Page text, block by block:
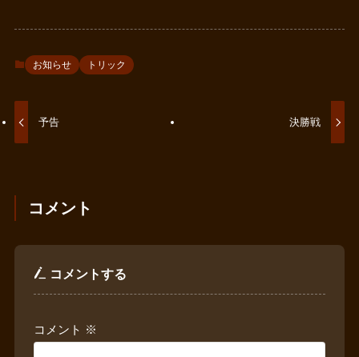
お知らせ トリック
予告 決勝戦
コメント
コメントする
コメント ※